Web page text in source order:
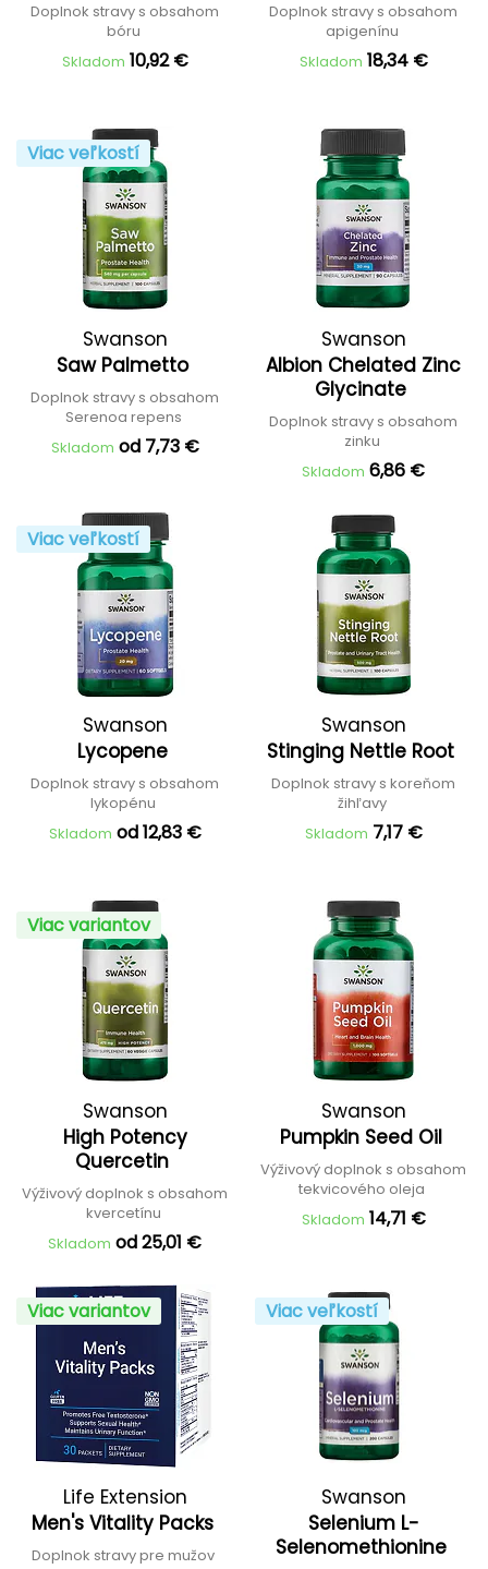
Doplnok stravy s obsahom
bóru
Skladom 10,92 €
Doplnok stravy s obsahom
apigenínu
Skladom 18,34 €
Viac veľkostí
Swanson
Saw Palmetto
Doplnok stravy s obsahom
Serenoa repens
Skladom od 7,73 €
Swanson
Albion Chelated Zinc
Glycinate
Doplnok stravy s obsahom
zinku
Skladom 6,86 €
Viac veľkostí
Swanson
Lycopene
Doplnok stravy s obsahom
lykopénu
Skladom od 12,83 €
Swanson
Stinging Nettle Root
Doplnok stravy s koreňom
žihľavy
Skladom 7,17 €
Viac variantov
Swanson
High Potency
Quercetin
Výživový doplnok s obsahom
kvercetínu
Skladom od 25,01 €
Swanson
Pumpkin Seed Oil
Výživový doplnok s obsahom
tekvicového oleja
Skladom 14,71 €
Viac variantov
Life Extension
Men's Vitality Packs
Doplnok stravy pre mužov
Viac veľkostí
Swanson
Selenium L-
Selenomethionine